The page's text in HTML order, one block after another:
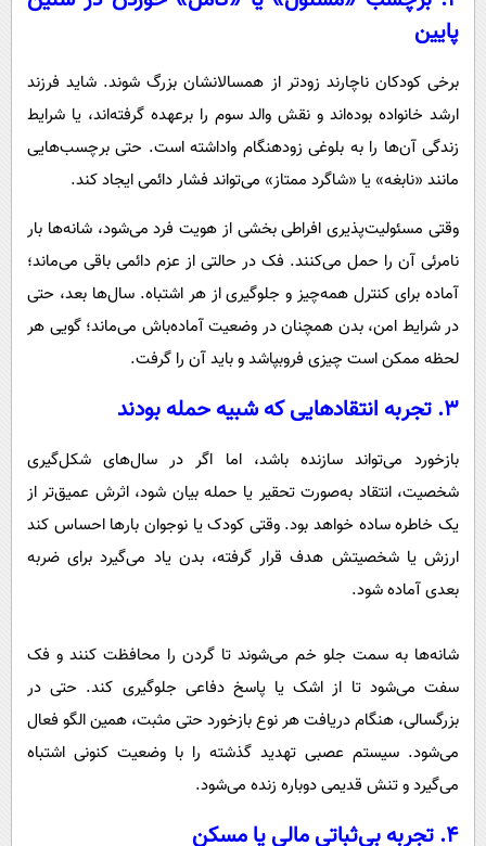
پایین
برخی کودکان ناچارند زودتر از همسالانشان بزرگ شوند. شاید فرزند
ارشد خانواده بوده‌اند و نقش والد سوم را برعهده گرفته‌اند، یا شرایط
زندگی آن‌ها را به بلوغی زودهنگام واداشته است. حتی برچسب‌هایی
مانند «نابغه» یا «شاگرد ممتاز» می‌تواند فشار دائمی ایجاد کند.
وقتی مسئولیت‌پذیری افراطی بخشی از هویت فرد می‌شود، شانه‌ها بار
نامرئی آن را حمل می‌کنند. فک در حالتی از عزم دائمی باقی می‌ماند؛
آماده برای کنترل همه‌چیز و جلوگیری از هر اشتباه. سال‌ها بعد، حتی
در شرایط امن، بدن همچنان در وضعیت آماده‌باش می‌ماند؛ گویی هر
لحظه ممکن است چیزی فروبپاشد و باید آن را گرفت.
۳. تجربه انتقادهایی که شبیه حمله بودند
بازخورد می‌تواند سازنده باشد، اما اگر در سال‌های شکل‌گیری
شخصیت، انتقاد به‌صورت تحقیر یا حمله بیان شود، اثرش عمیق‌تر از
یک خاطره ساده خواهد بود. وقتی کودک یا نوجوان بارها احساس کند
ارزش یا شخصیتش هدف قرار گرفته، بدن یاد می‌گیرد برای ضربه
بعدی آماده شود.
شانه‌ها به سمت جلو خم می‌شوند تا گردن را محافظت کنند و فک
سفت می‌شود تا از اشک یا پاسخ دفاعی جلوگیری کند. حتی در
بزرگسالی، هنگام دریافت هر نوع بازخورد حتی مثبت، همین الگو فعال
می‌شود. سیستم عصبی تهدید گذشته را با وضعیت کنونی اشتباه
می‌گیرد و تنش قدیمی دوباره زنده می‌شود.
۴. تجربه بی‌ثباتی مالی یا مسکن